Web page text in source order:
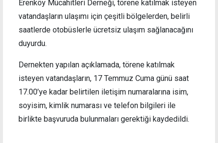
Erenköy Mücahitleri Derneği, törene katılmak isteyen
vatandaşların ulaşımı için çeşitli bölgelerden, belirli
saatlerde otobüslerle ücretsiz ulaşım sağlanacağını
duyurdu.
Dernekten yapılan açıklamada, törene katılmak
isteyen vatandaşların, 17 Temmuz Cuma günü saat
17.00’ye kadar belirtilen iletişim numaralarına isim,
soyisim, kimlik numarası ve telefon bilgileri ile
birlikte başvuruda bulunmaları gerektiği kaydedildi.